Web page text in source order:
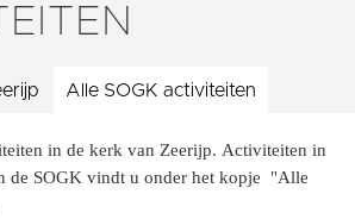
Alle SOGK activiteiten
in de kerk van Zeerijp. Activiteiten in
de SOGK vindt u onder het kopje "Alle